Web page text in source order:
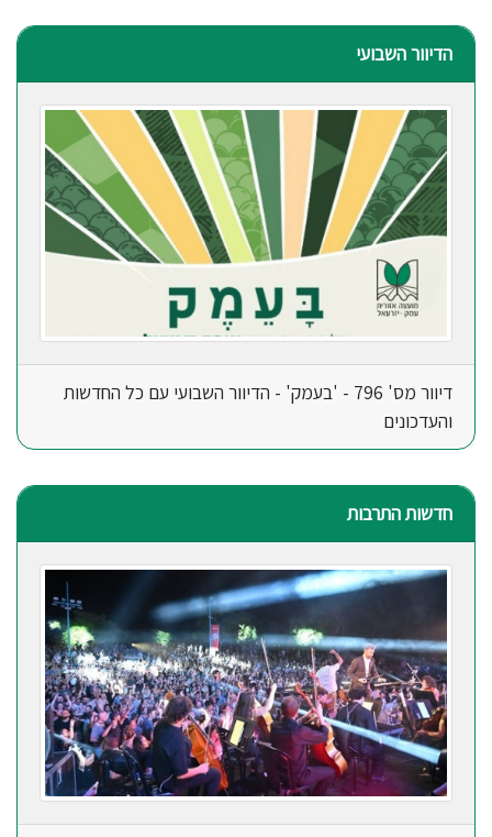
הדיוור השבועי
דיוור מס' 796 - 'בעמק' - הדיוור השבועי עם כל החדשות
והעדכונים
חדשות התרבות